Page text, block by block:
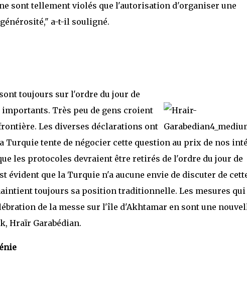
sont tellement violés que l'autorisation d'organiser une
a-t-il souligné.
toujours sur l'ordre du jour de
Très peu de gens croient
Les diverses déclarations ont
Turquie tente de négocier cette question au prix de nos
les protocoles devraient être retirés de l'ordre du jour de
évident que la Turquie n'a aucune envie de discuter de
toujours sa position traditionnelle. Les mesures qui
de la messe sur l'île d'Akhtamar en sont une
Hraïr Garabédian.